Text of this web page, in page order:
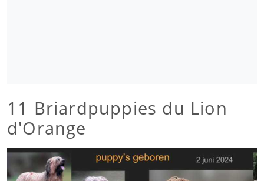
11 Briardpuppies du Lion
d'Orange